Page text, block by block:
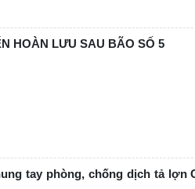
HOÀN LƯU SAU BÃO SỐ 5
tay phòng, chống dịch tả lợn